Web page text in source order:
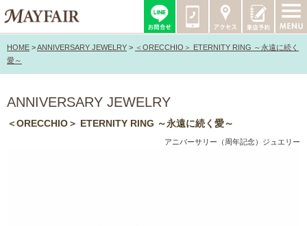
HOME >ANNIVERSARY JEWELRY > ＜ORECCHIO＞ ETERNITY RING ～永遠に続く
愛～
ANNIVERSARY JEWELRY
＜ORECCHIO＞ ETERNITY RING ～永遠に続く愛～
アニバーサリー（周年記念）ジュエリー